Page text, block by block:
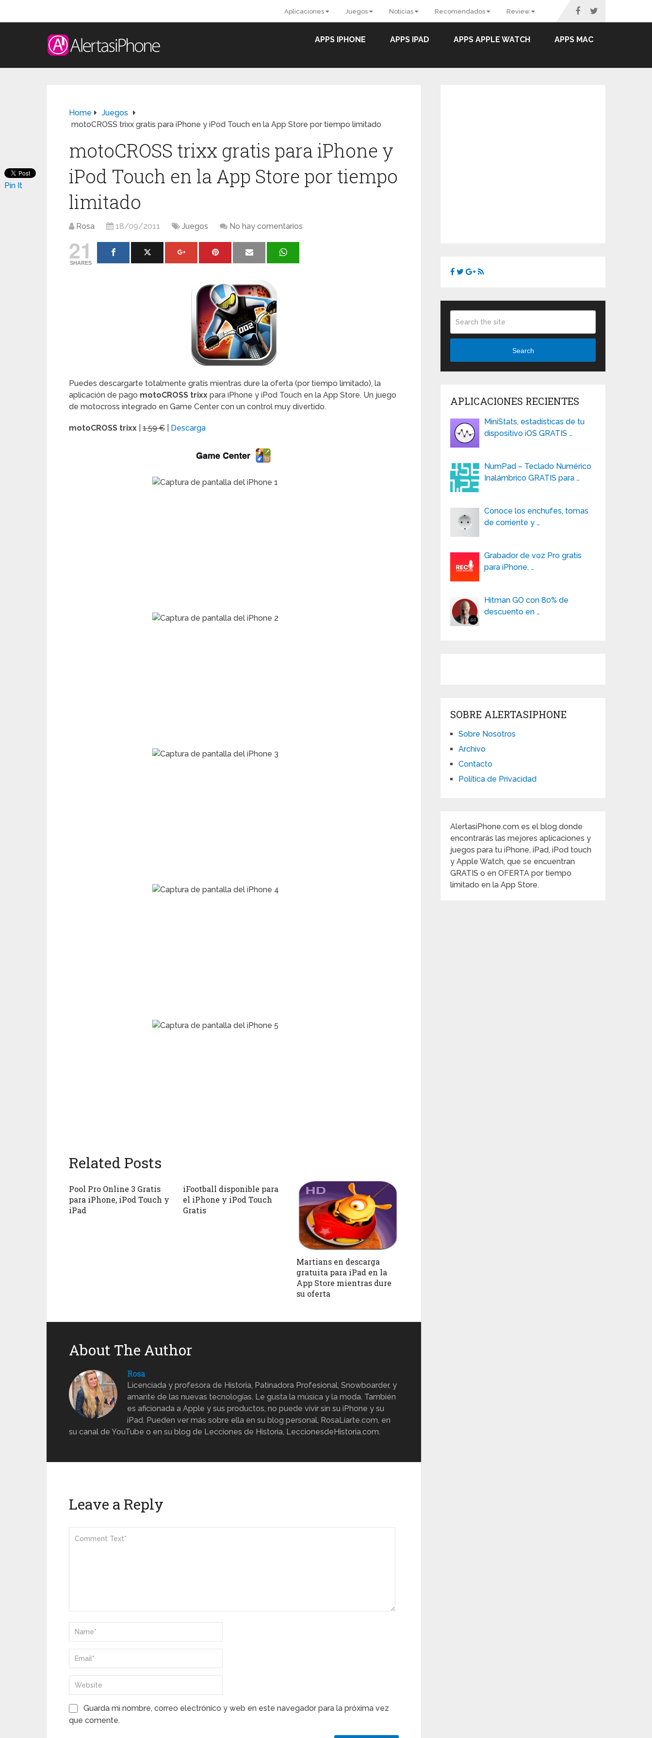
Aplicaciones Juegos Noticias Recomendados Review
APPS IPHONE APPS IPAD APPS APPLE WATCH APPS MAC
Home
Juegos
motoCROSS trixx gratis para iPhone y iPod Touch en la App Store por tiempo limitado
motoCROSS trixx gratis para iPhone y
iPod Touch en la App Store por tiempo
limitado
Rosa 18/09/2011 Juegos No hay comentarios
21
SHARES
Puedes descargarte totalmente gratis mientras dure la oferta (por tiempo limitado), la
aplicación de pago motoCROSS trixx para iPhone y iPod Touch en la App Store. Un juego
de motocross integrado en Game Center con un control muy divertido.
motoCROSS trixx 1.59 € Descarga
Pin It
Related Posts
Pool Pro Online 3 Gratis
para iPhone, iPod Touch y
iPad
iFootball disponible para
el iPhone y iPod Touch
Gratis
Martians en descarga
gratuita para iPad en la
App Store mientras dure
su oferta
About The Author
Rosa
Licenciada y profesora de Historia, Patinadora Profesional, Snowboarder, y
amante de las nuevas tecnologías. Le gusta la música y la moda. También
es aficionada a Apple y sus productos, no puede vivir sin su iPhone y su
iPad. Pueden ver más sobre ella en su blog personal, RosaLiarte.com, en
su canal de YouTube o en su blog de Lecciones de Historia, LeccionesdeHistoria.com.
Leave a Reply
Guarda mi nombre, correo electrónico y web en este navegador para la próxima vez
que comente.
Search
APLICACIONES RECIENTES
MiniStats, estadísticas de tu
dispositivo iOS GRATIS …
NumPad – Teclado Numérico
Inalámbrico GRATIS para …
Conoce los enchufes, tomas
de corriente y …
Grabador de voz Pro gratis
para iPhone, …
Hitman GO con 80% de
descuento en …
SOBRE ALERTASIPHONE
Sobre Nosotros
Archivo
Contacto
Política de Privacidad
AlertasiPhone.com es el blog donde
encontrarás las mejores aplicaciones y
juegos para tu iPhone, iPad, iPod touch
y Apple Watch, que se encuentran
GRATIS o en OFERTA por tiempo
limitado en la App Store.